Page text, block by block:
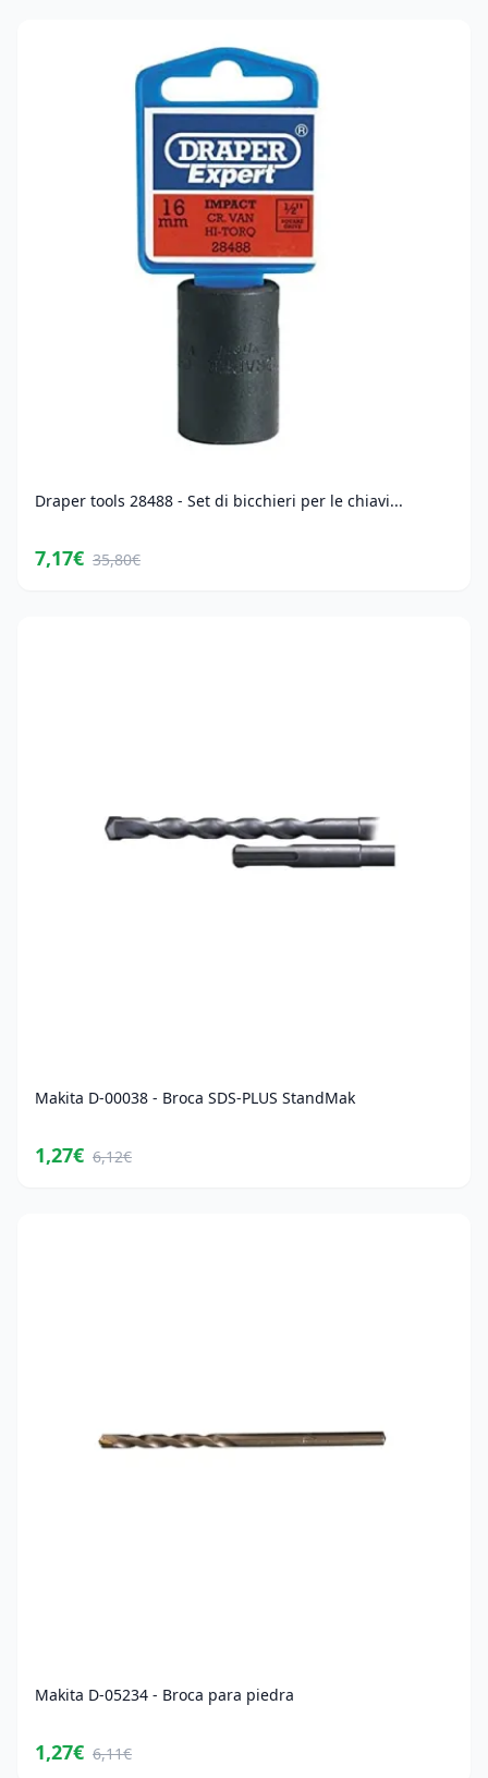
Draper tools 28488 - Set di bicchieri per le chiavi...
7,17€ 35,80€
Makita D-00038 - Broca SDS-PLUS StandMak
1,27€ 6,12€
Makita D-05234 - Broca para piedra
1,27€ 6,11€